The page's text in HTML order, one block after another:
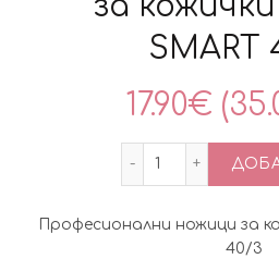
SMART
17.90€
количество
Професионални ножици за
40/3